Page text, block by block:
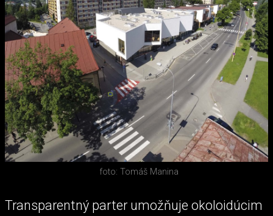
foto: Tomáš Manina
Transparentný parter umožňuje okoloidúcim